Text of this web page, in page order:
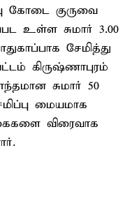
கோடை குருவை
உள்ள சுமார் 3.00
சேமித்து
கிருஷ்ணாபுரம்
சுமார் 50
மையமாக
விரைவாக